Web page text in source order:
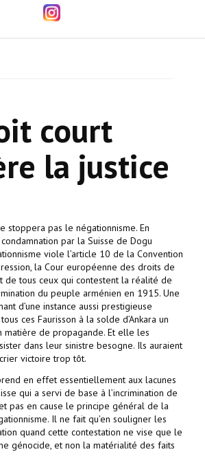
🗳️
court
la justice
stoppera pas le négationnisme. En
par la Suisse de Dogu
viole l’article 10 de la Convention
la Cour européenne des droits de
de tous ceux qui contestent la réalité de
du peuple arménien en 1915. Une
d’une instance aussi prestigieuse
ces Faurisson à la solde d’Ankara un
matière de propagande. Et elle les
dans leur sinistre besogne. Ils auraient
victoire trop tôt.
en effet essentiellement aux lacunes
qui a servi de base à l’incrimination de
pas en cause le principe général de la
Il ne fait qu’en souligner les
quand cette contestation ne vise que le
génocide, et non la matérialité des faits